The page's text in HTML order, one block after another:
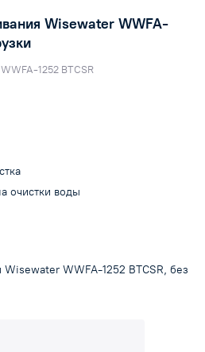
Wisewater WWFA-
WWFA-1252 BTCSR
очистки воды
WWFA-1252 BTCSR, без